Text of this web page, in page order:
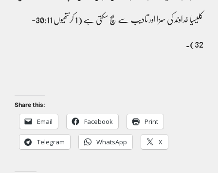
کلیسیا خداوند کی سزا اور تادیب سے بچ سکتی ہے (1 کرنتھیوں 30:11-
32)۔
Share this:
Email Facebook Print
Telegram WhatsApp X